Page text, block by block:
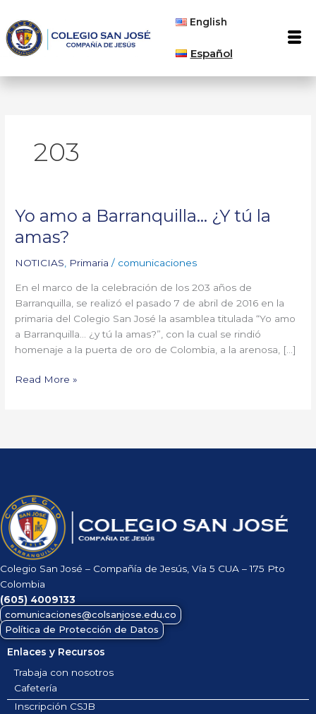
contenido
English
Español
203
Yo amo a Barranquilla… ¿Y tú la
amas?
NOTICIAS Primaria / comunicaciones
En el marco de la celebración de los 203 años de
Barranquilla, se realizó el pasado 7 de abril de 2016 en la
primaria del Colegio San José la asamblea titulada “Yo amo
a Barranquilla… ¿y tú la amas?”, con la cual se rindió
homenaje a la puerta de oro de Colombia, a la arenosa, […]
Yo
a
Barranquilla…
tú
la
amas?
Read More »
Colegio San José – Compañía de Jesús, Vía 5 CUA – 175 Pto
Colombia
(605) 4009133
comunicaciones@colsanjose.edu.co
Política de Protección de Datos
Enlaces y Recursos
Trabaja con nosotros
Cafetería
Inscripción CSJB